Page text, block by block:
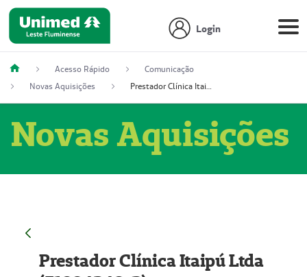
Login
Acesso Rápido
Comunicação
Novas Aquisições
Prestador Clínica Itaipú Ltda (51004348-2)
Novas Aquisições
Prestador Clínica Itaipú Ltda